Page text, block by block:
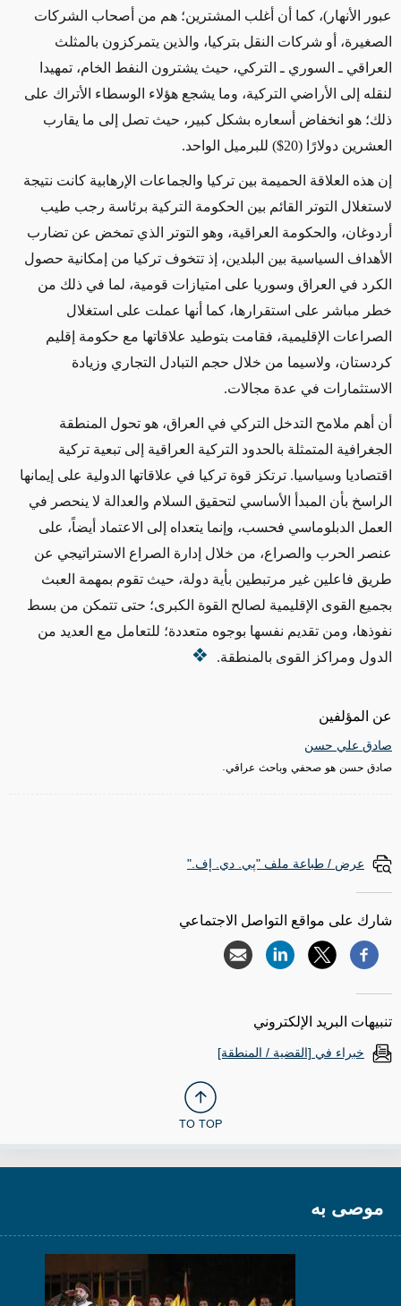
عن المؤلفين
صادق علي حسن
صادق حسن هو صحفي وباحث عراقي.
عبور الأنهار)، كما أن أغلب المشترين؛ هم من أصحاب الشركات
الصغيرة، أو شركات النقل بتركيا، والذين يتمركزون بالمثلث
العراقي ـ السوري ـ التركي، حيث يشترون النفط الخام، تمهيدا
لنقله إلى الأراضي التركية، وما يشجع هؤلاء الوسطاء الأتراك على
ذلك؛ هو انخفاض أسعاره بشكل كبير، حيث تصل إلى ما يقارب
العشرين دولارًا (20$) للبرميل الواحد.
إن هذه العلاقة الحميمة بين تركيا والجماعات الإرهابية كانت نتيجة
لاستغلال التوتر القائم بين الحكومة التركية برئاسة رجب طيب
أردوغان، والحكومة العراقية، وهو التوتر الذي تمخض عن تضارب
الأهداف السياسية بين البلدين، إذ تتخوف تركيا من إمكانية حصول
الكرد في العراق وسوريا على امتيازات قومية، لما في ذلك من
خطر مباشر على استقرارها، كما أنها عملت على استغلال
الصراعات الإقليمية، فقامت بتوطيد علاقاتها مع حكومة إقليم
كردستان، ولاسيما من خلال حجم التبادل التجاري وزيادة
الاستثمارات في عدة مجالات.
أن أهم ملامح التدخل التركي في العراق، هو تحول المنطقة
الجغرافية المتمثلة بالحدود التركية العراقية إلى تبعية تركية
اقتصاديا وسياسيا. ترتكز قوة تركيا في علاقاتها الدولية على إيمانها
الراسخ بأن المبدأ الأساسي لتحقيق السلام والعدالة لا ينحصر في
العمل الدبلوماسي فحسب، وإنما يتعداه إلى الاعتماد أيضاً، على
عنصر الحرب والصراع، من خلال إدارة الصراع الاستراتيجي عن
طريق فاعلين غير مرتبطين بأية دولة، حيث تقوم بمهمة العبث
بجميع القوى الإقليمية لصالح القوة الكبرى؛ حتى تتمكن من بسط
نفوذها، ومن تقديم نفسها بوجوه متعددة؛ للتعامل مع العديد من
الدول ومراكز القوى بالمنطقة.
عرض / طباعة ملف "پي. دي. إف."
شارك على مواقع التواصل الاجتماعي
تنبيهات البريد الإلكتروني
خبراء في [القضية / المنطقة]
TO TOP
موصى به